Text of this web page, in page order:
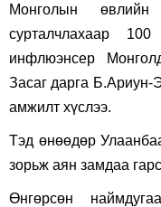
Монголын
сурталчлахаар
инфлюэнсер
Засаг дарга Б.Ариун-
амжилт хүслээ.
Тэд өнөөдөр
зорьж аян замдаа
Өнгөрсөн